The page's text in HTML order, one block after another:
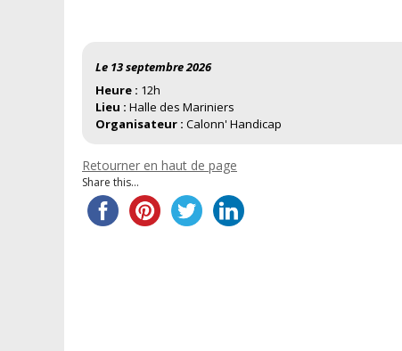
Le 13 septembre 2026
Heure : 12h
Lieu : Halle des Mariniers
Organisateur : Calonn' Handicap
Retourner en haut de page
Share this...